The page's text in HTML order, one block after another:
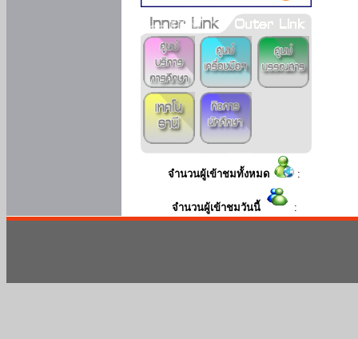
จำนวนผู้เข้าชมทั้งหมด :
จำนวนผู้เข้าชมวันนี้ :